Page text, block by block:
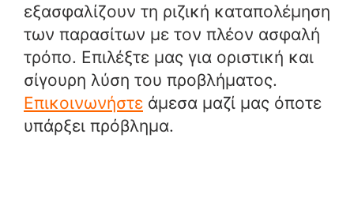
εξασφαλίζουν τη ριζική καταπολέμηση
των παρασίτων με τον πλέον ασφαλή
τρόπο. Επιλέξτε μας για οριστική και
σίγουρη λύση του προβλήματος.
Επικοινωνήστε άμεσα μαζί μας όποτε
υπάρξει πρόβλημα.